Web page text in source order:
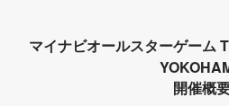
マイナビオールスターゲーム
開催概